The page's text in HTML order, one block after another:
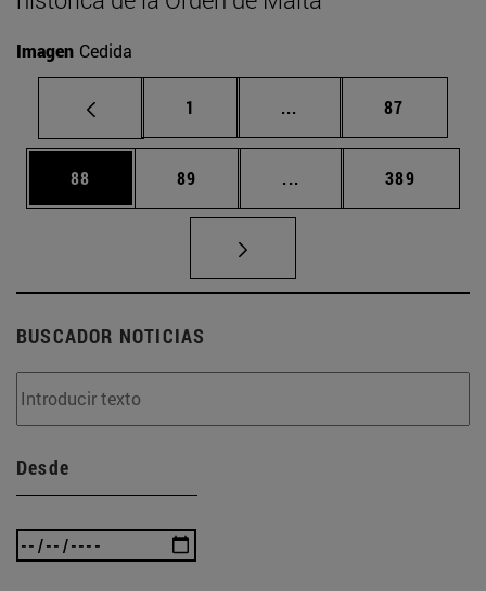
Imagen Cedida
Página
1 ... Páginas intermedias
Página
87
Página
88 Página
89 ... Páginas intermedias
Página
389
BUSCADOR NOTICIAS
Desde